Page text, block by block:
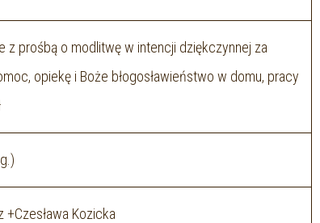
z prośbą o modlitwę w intencji dziękczynnej za
opiekę i Boże błogosławieństwo w domu, pracy
+Czesława Kozicka